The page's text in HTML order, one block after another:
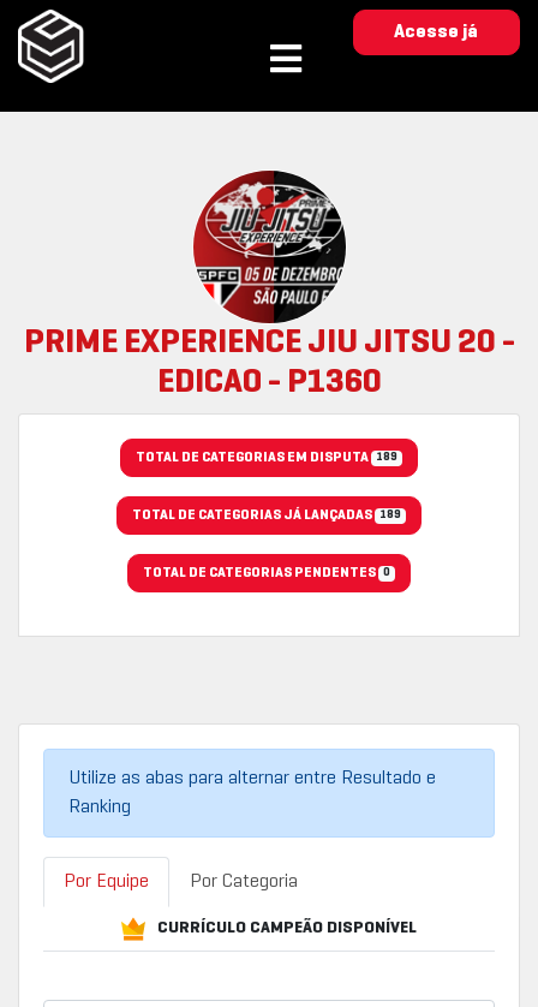
Acesse já
PRIME EXPERIENCE JIU JITSU 20 -
EDICAO - P1360
TOTAL DE CATEGORIAS EM DISPUTA 189
TOTAL DE CATEGORIAS JÁ LANÇADAS 189
TOTAL DE CATEGORIAS PENDENTES 0
Utilize as abas para alternar entre Resultado e
Ranking
Por Equipe Por Categoria
CURRÍCULO CAMPEÃO DISPONÍVEL